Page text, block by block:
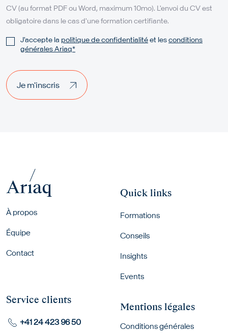
CV (au format PDF ou Word, maximum 10mo). L'envoi du CV est
obligatoire dans le cas d'une formation certifiante.
J'accepte la politique de confidentialitéet lesconditions
générales Ariaq*
Je m'inscris
Je m'inscris
Footer menu
À propos
Équipe
Contact
Quick links
Formations
Conseils
Insights
Events
Mentions légales
Conditions générales
Service clients
+41 24 423 96 50